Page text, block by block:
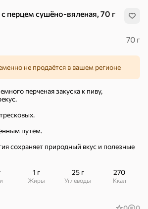
с перцем сушёно-вяленая, 70 г
70 г
не продаётся в вашем регионе
перченая закуска к пиву,
путем.
сохраняет природный вкус и полезные
1 г
Жиры
25 г
Углеводы
270
ккал